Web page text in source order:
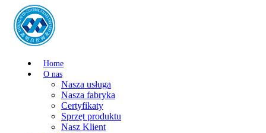
Home
O nas
Nasza usługa
Nasza fabryka
Certyfikaty
Sprzęt produktu
Nasz Klient